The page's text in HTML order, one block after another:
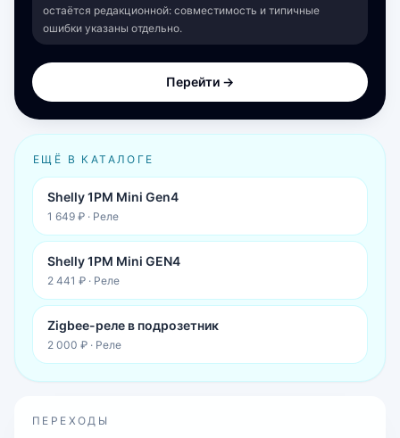
остаётся редакционной: совместимость и типичные
ошибки указаны отдельно.
Перейти →
ЕЩЁ В КАТАЛОГЕ
Shelly 1PM Mini Gen4
1 649 ₽ · Реле
Shelly 1PM Mini GEN4
2 441 ₽ · Реле
Zigbee-реле в подрозетник
2 000 ₽ · Реле
ПЕРЕХОДЫ